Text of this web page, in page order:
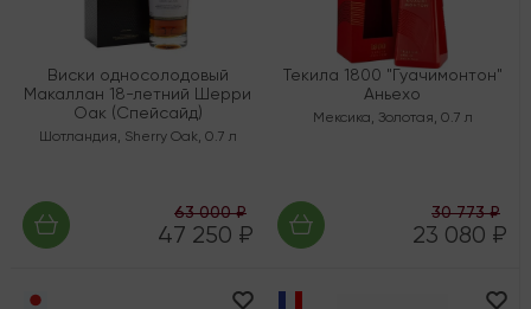
Виски односолодовый
Макаллан 18-летний Шерри
Оак (Спейсайд)
Шотландия, Sherry Oak, 0.7 л
63 000 ₽
47 250 ₽
Текила 1800 "Гуачимонтон"
Аньехо
Мексика, Золотая, 0.7 л
30 773 ₽
23 080 ₽